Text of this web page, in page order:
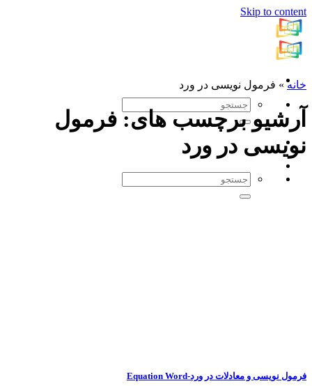
Skip to content
خانه» فرمول نویسی در ورد
آرشیو برچسب های:فرمول
نویسی در ورد
فرمول نویسی و معادلات در ورد-Equation Word